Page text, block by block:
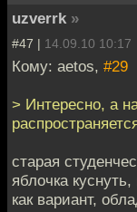
uzverrk »
#47 | 14.09.10 10:17
Кому: aetos, #29
> Интересно, а
старая
яблочка
как вариант,